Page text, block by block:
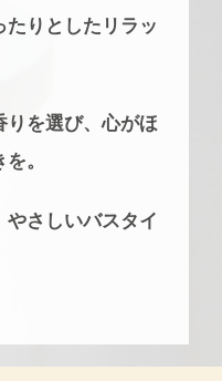
りとしたリラッ
りを選び、心がほ
。
さしいバスタイ